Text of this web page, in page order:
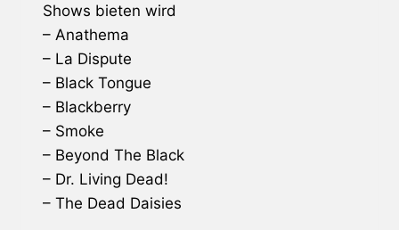
Shows bieten wird
– Anathema
– La Dispute
– Black Tongue
– Blackberry
– Smoke
– Beyond The Black
– Dr. Living Dead!
– The Dead Daisies